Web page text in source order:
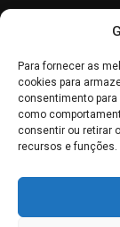
Para fornecer as
cookies para
consentimento
como
consentir ou retirar
recursos e funções.
compras de
investidores a
tokens.
Participando da
investidores
dentro do
informativo,
interpretadas